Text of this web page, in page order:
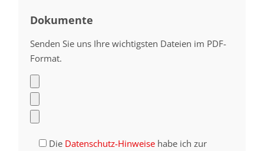
Dokumente
Senden Sie uns Ihre wichtigsten Dateien im PDF-
Format.
Die Datenschutz-Hinweise habe ich zur